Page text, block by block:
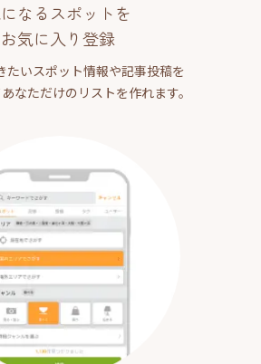
なるスポットを
お気に入り登録
たいスポット情報や記事投稿を
なただけのリストを作れます。